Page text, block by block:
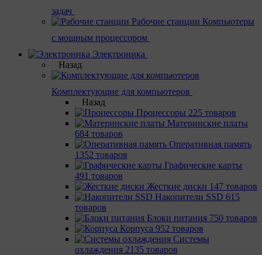
задач
Рабочие станции Компьютеры
с мощным процессором
Электроника
Назад
Комплектующие для компьютеров
Назад
Процессоры 225 товаров
Материнcкие платы
684 товаров
Оперативная память
1352 товаров
Графические карты
491 товаров
Жесткие диски 147 товаров
Накопители SSD 615
товаров
Блоки питания 750 товаров
Корпуса 952 товаров
Системы
охлаждения 2135 товаров